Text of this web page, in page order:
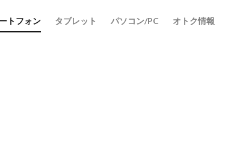
トフォン タブレット パソコン/PC オトク情報